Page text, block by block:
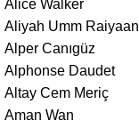
Alice Walker
Aliyah Umm Raiyaan
Alper Canıgüz
Alphonse Daudet
Altay Cem Meriç
Aman Wan